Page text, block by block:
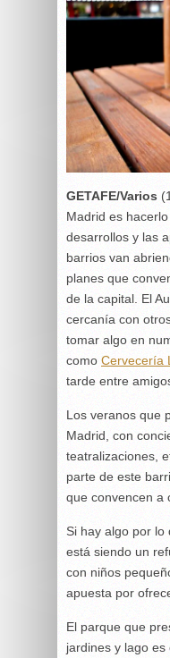
GETAFE/Varios
Madrid es
desarrollos y las
barrios van
planes que
de la capital. El
cercanía con
tomar algo en
como Cervecería
tarde entre
Los veranos que
Madrid, con
teatralizaciones,
parte de este
que convencen a
Si hay algo por lo
está siendo un
con niños
apuesta por
El parque que
jardines y lago